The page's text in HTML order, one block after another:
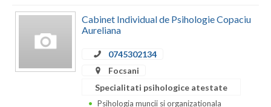
Giurgiu
Gorj
Cabinet Individual de Psihologie Copaciu
Aureliana
0745302134
Focsani
Specialitati psihologice atestate
Psihologia muncii si organizationala